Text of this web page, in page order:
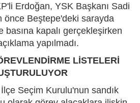
Erdoğan, YSK Başkanı Sadi
önce Beştepe'deki sarayda
basına kapalı gerçekleşirken
yapılmadı.
LİSTELERİ
Seçim Kurulu'nun sandık